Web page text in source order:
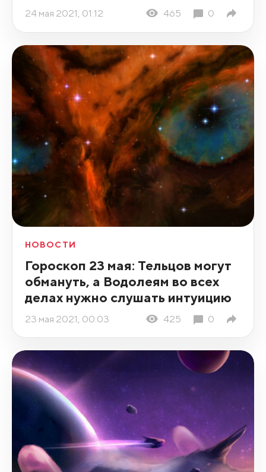
24 мая 2021, 01:12 465 0
НОВОСТИ
Гороскоп 23 мая: Тельцов могут
обмануть, а Водолеям во всех
делах нужно слушать интуицию
23 мая 2021, 00:03 425 0